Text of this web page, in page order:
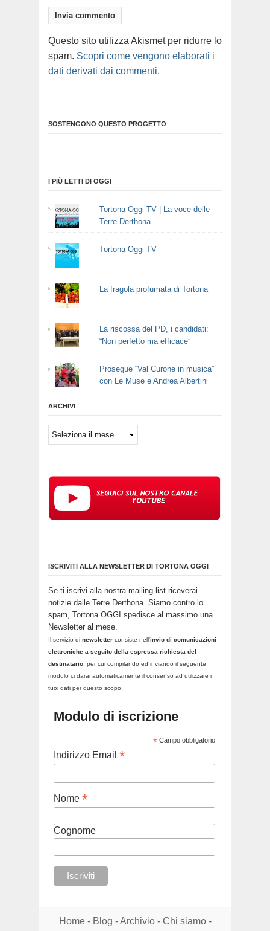
Questo sito utilizza Akismet per ridurre lo
spam. Scopri come vengono elaborati i
dati derivati dai commenti.
SOSTENGONO QUESTO PROGETTO
I PIÙ LETTI DI OGGI
Tortona Oggi TV | La voce delle
Terre Derthona
Tortona Oggi TV
La fragola profumata di Tortona
La riscossa del PD, i candidati:
“Non perfetto ma efficace”
Prosegue “Val Curone in musica”
con Le Muse e Andrea Albertini
ARCHIVI
Archivi
ISCRIVITI ALLA NEWSLETTER DI TORTONA OGGI
Se ti iscrivi alla nostra mailing list riceverai
notizie dalle Terre Derthona. Siamo contro lo
spam, Tortona OGGI spedisce al massimo una
Newsletter al mese.
Il servizio di newsletter consiste nell'invio di comunicazioni
elettroniche a seguito della espressa richiesta del
destinatario , per cui compilando ed inviando il seguente
modulo ci darai automaticamente il consenso ad utilizzare i
tuoi dati per questo scopo.
Modulo di iscrizione
*Campo obbligatorio
Indirizzo Email *
Nome *
Cognome
Home- Blog -Archivio- Chi siamo-